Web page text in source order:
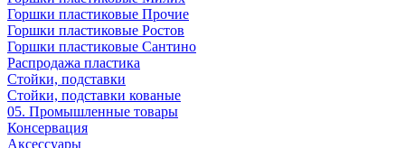
Горшки пластиковые Прочие
Горшки пластиковые Ростов
Горшки пластиковые Сантино
Распродажа пластика
Стойки, подставки
Стойки, подставки кованые
05. Промышленные товары
Консервация
Аксессуары